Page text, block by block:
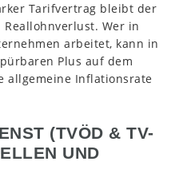
Tarifvertrag bleibt der
Wer in
arbeitet, kann in
Plus auf dem
allgemeine Inflationsrate
(TVÖD & TV-
UND